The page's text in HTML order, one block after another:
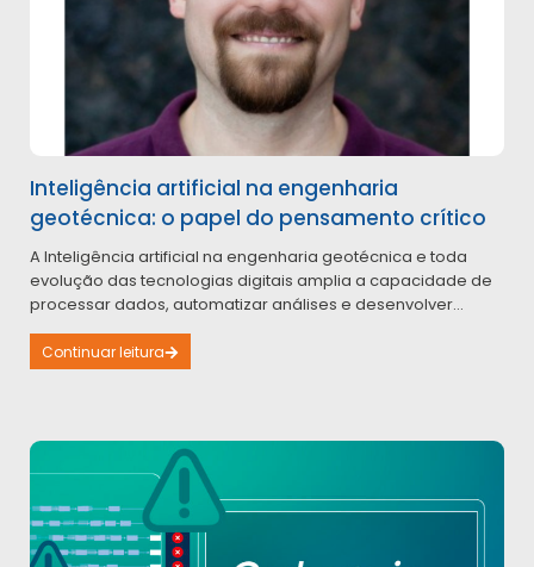
Inteligência artificial na engenharia
geotécnica: o papel do pensamento crítico
A Inteligência artificial na engenharia geotécnica e toda
evolução das tecnologias digitais amplia a capacidade de
processar dados, automatizar análises e desenvolver...
Continuar leitura